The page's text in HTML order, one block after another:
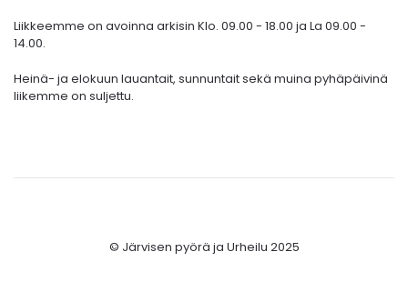
Liikkeemme on avoinna arkisin Klo. 09.00 - 18.00 ja La 09.00 -
14.00.
Heinä- ja elokuun lauantait, sunnuntait sekä muina pyhäpäivinä
liikemme on suljettu.
© Järvisen pyörä ja Urheilu 2025